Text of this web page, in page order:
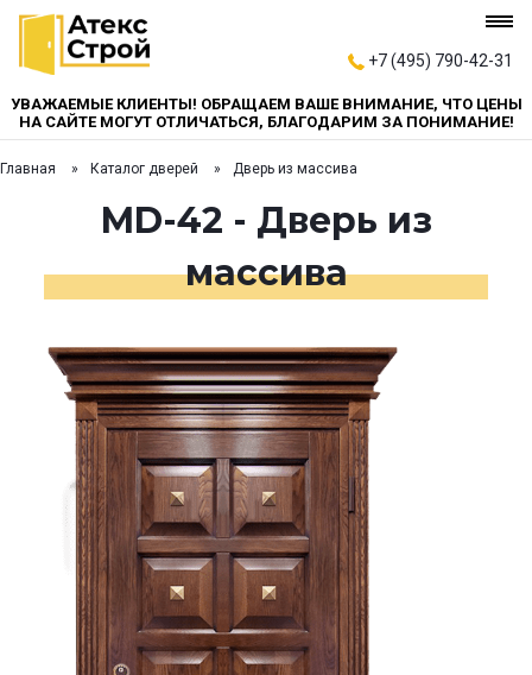
+7 (495) 790-42-31
УВАЖАЕМЫЕ КЛИЕНТЫ! ОБРАЩАЕМ ВАШЕ ВНИМАНИЕ, ЧТО ЦЕНЫ
НА САЙТЕ МОГУТ ОТЛИЧАТЬСЯ, БЛАГОДАРИМ ЗА ПОНИМАНИЕ!
Главная Каталог дверей Дверь из массива
MD-42 - Дверь из
массива